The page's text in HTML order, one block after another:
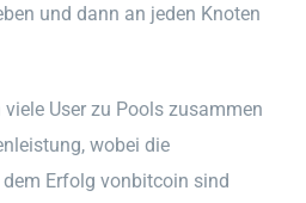
und dann an jeden Knoten
User zu Pools zusammen
wobei die
Erfolg vonbitcoin sind